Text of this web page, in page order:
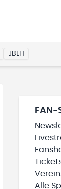
JBLH
FAN-
Alle